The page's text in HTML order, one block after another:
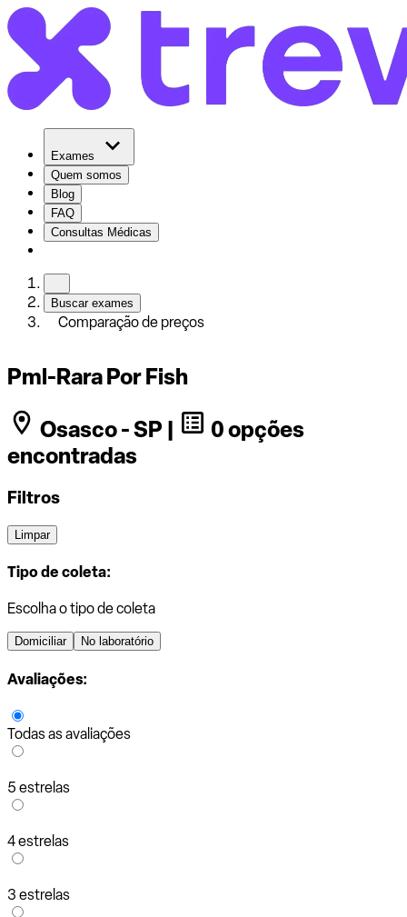
Exames
Quem somos
Blog
FAQ
Consultas Médicas
Buscar exames
Comparação de preços
Pml-Rara Por Fish
Osasco - SP |
0 opções
encontradas
Filtros
Limpar
Tipo de coleta:
Escolha o tipo de coleta
Domiciliar No laboratório
Avaliações:
Todas as avaliações
5 estrelas
4 estrelas
3 estrelas